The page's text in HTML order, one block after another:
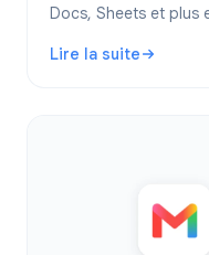
Docs, Sheets et plus
tarification.
Lire la suite
: GPT Workspace :